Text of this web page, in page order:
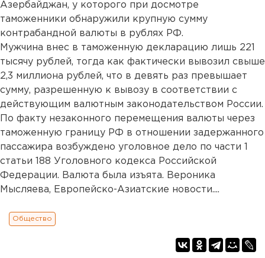
Азербайджан, у которого при досмотре
таможенники обнаружили крупную сумму
контрабандной валюты в рублях РФ.
Мужчина внес в таможенную декларацию лишь 221
тысячу рублей, тогда как фактически вывозил свыше
2,3 миллиона рублей, что в девять раз превышает
сумму, разрешенную к вывозу в соответствии с
действующим валютным законодательством России.
По факту незаконного перемещения валюты через
таможенную границу РФ в отношении задержанного
пассажира возбуждено уголовное дело по части 1
статьи 188 Уголовного кодекса Российской
Федерации. Валюта была изъята. Вероника
Мысляева, Европейско-Азиатские новости....
Общество